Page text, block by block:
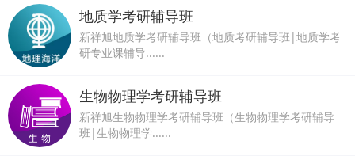
地质学考研辅导班
新祥旭地质学考研辅导班（地质考研辅导班|地质学考
研专业课辅导......
生物物理学考研辅导班
新祥旭生物物理学考研辅导班（生物物理学考研辅导
班|生物物理学......